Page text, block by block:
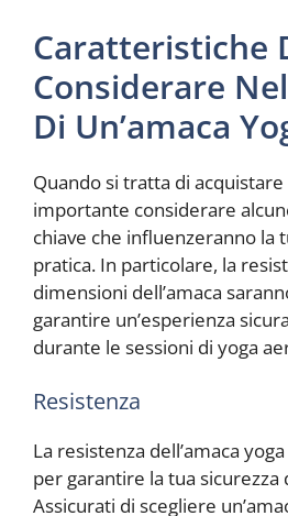
Caratteristiche
Considerare
Di Un’amaca
Quando si tratta di acquistare
importante considerare
chiave che influenzeranno la
pratica. In particolare, la
dimensioni dell’amaca
garantire un’esperienza
durante le sessioni di yoga
Resistenza
La resistenza dell’amaca
per garantire la tua sicurezza
Assicurati di scegliere